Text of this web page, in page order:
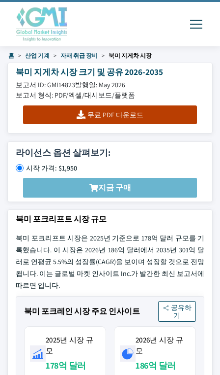
홈 산업 기계 자재 취급 장비 북미 지게차 시장
북미 지게차 시장 크기 및 공유 2026-2035
보고서 ID: GMI14823발행일: May 2026
보고서 형식: PDF/엑셀/대시보드/플랫폼
무료 PDF 다운로드
라이선스 옵션 살펴보기:
시작 가격: $1,950
지금 구매
북미 포크리프트 시장 규모
북미 포크리프트 시장은 2025년 기준으로 178억 달러 규모를 기
록했습니다. 이 시장은 2026년 186억 달러에서 2035년 301억 달
러로 연평균 5.5%의 성장률(CAGR)을 보이며 성장할 것으로 전망
됩니다. 이는 글로벌 마켓 인사이트 Inc.가 발간한 최신 보고서에
따르면 입니다.
북미 포크레인 시장 주요 인사이트
공유하
기
2025년 시장 규
모
178억 달러
2026년 시장 규
모
186억 달러